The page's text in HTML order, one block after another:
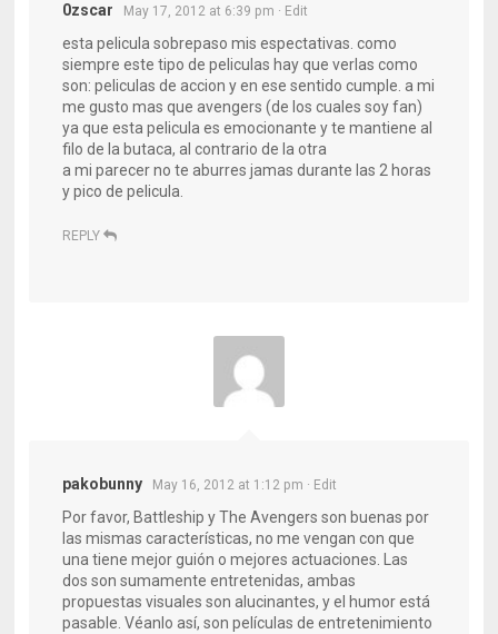
0zscar May 17, 2012 at 6:39 pm · Edit
esta pelicula sobrepaso mis espectativas. como
siempre este tipo de peliculas hay que verlas como
son: peliculas de accion y en ese sentido cumple. a mi
me gusto mas que avengers (de los cuales soy fan)
ya que esta pelicula es emocionante y te mantiene al
filo de la butaca, al contrario de la otra
a mi parecer no te aburres jamas durante las 2 horas
y pico de pelicula.
REPLY
pakobunny May 16, 2012 at 1:12 pm · Edit
Por favor, Battleship y The Avengers son buenas por
las mismas características, no me vengan con que
una tiene mejor guión o mejores actuaciones. Las
dos son sumamente entretenidas, ambas
propuestas visuales son alucinantes, y el humor está
pasable. Véanlo así, son películas de entretenimiento